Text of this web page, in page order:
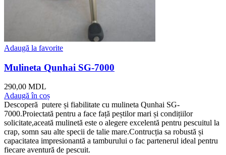
Adaugă la favorite
Mulineta Qunhai SG-7000
290,00 MDL
Adaugă în coș
Descoperă putere și fiabilitate cu mulineta Qunhai SG-
7000.Proiectată pentru a face față peștilor mari și condițiilor
solicitate,aceată mulinetă este o alegere excelentă pentru pescuitul la
crap, somn sau alte specii de talie mare.Contrucția sa robustă și
capacitatea impresionantă a tamburului o fac partenerul ideal pentru
fiecare aventură de pescuit.